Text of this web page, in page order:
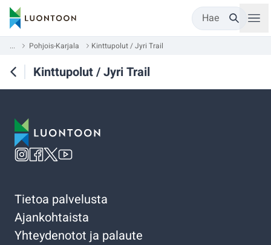
Hae
... Pohjois-Karjala Kinttupolut / Jyri Trail
Kinttupolut / Jyri Trail
Tietoa palvelusta
Ajankohtaista
Yhteydenotot ja palaute